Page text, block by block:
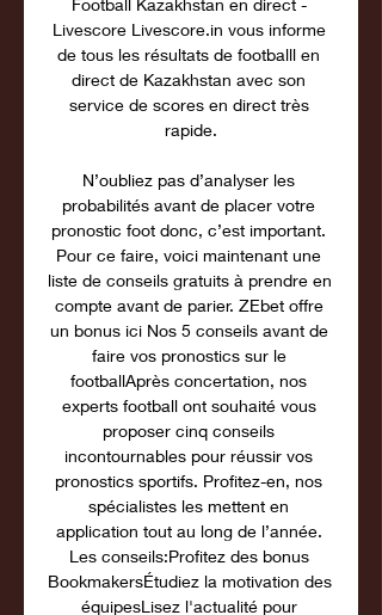
Football Kazakhstan en direct -
Livescore Livescore.in vous informe
de tous les résultats de footballl en
direct de Kazakhstan avec son
service de scores en direct très
rapide.
N’oubliez pas d’analyser les
probabilités avant de placer votre
pronostic foot donc, c’est important.
Pour ce faire, voici maintenant une
liste de conseils gratuits à prendre en
compte avant de parier. ZEbet offre
un bonus ici Nos 5 conseils avant de
faire vos pronostics sur le
footballAprès concertation, nos
experts football ont souhaité vous
proposer cinq conseils
incontournables pour réussir vos
pronostics sportifs. Profitez-en, nos
spécialistes les mettent en
application tout au long de l’année.
Les conseils:Profitez des bonus
BookmakersÉtudiez la motivation des
équipesLisez l'actualité pour